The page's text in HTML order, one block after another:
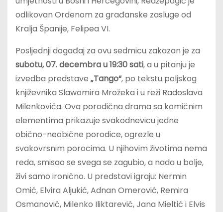
odlikovan Ordenom za građanske zasluge od
Kralja Španije, Felipea VI.
Posljednji događaj za ovu sedmicu zakazan je za
subotu, 07. decembra u 19:30 sati, a u pitanju je
izvedba predstave „Tango“, po tekstu poljskog
književnika Slawomira Mrožeka i u reži Radoslava
Milenkovića. Ova porodična drama sa komičnim
elementima prikazuje svakodnevicu jedne
obično-neobične porodice, ogrezle u
svakovrsnim porocima. U njihovim životima nema
reda, smisao se svega se zagubio, a nada u bolje,
živi samo ironično. U predstavi igraju: Nermin
Omić, Elvira Aljukić, Adnan Omerović, Remira
Osmanović, Milenko Iliktarević, Jana Mieltić i Elvis